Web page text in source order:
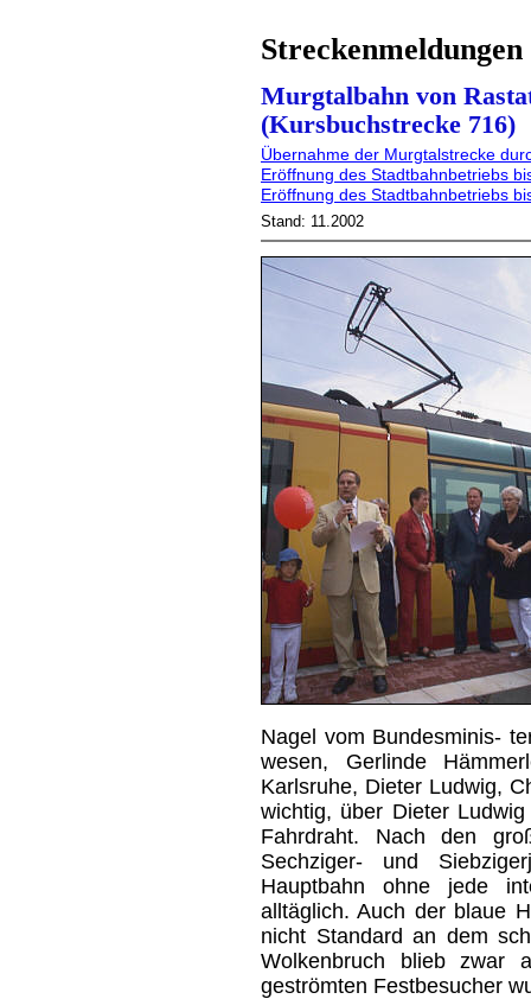
Streckenmeldungen
Murgtalbahn von
(Kursbuchstrecke 716)
Übernahme der Murgtalstrecke
Eröffnung des Stadtbahnbetriebs
Eröffnung des Stadtbahnbetriebs
Stand: 11.2002
Nagel vom Bundesminis-
wesen, Gerlinde
Karlsruhe, Dieter Ludwig,
wichtig, über Dieter
Fahrdraht. Nach den
Sechziger- und
Hauptbahn ohne jede
alltäglich. Auch der blaue
nicht Standard an dem
Wolkenbruch blieb zwar
geströmten Festbesucher